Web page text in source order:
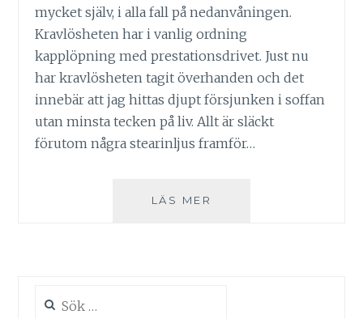
mycket själv, i alla fall på nedanvåningen.
Kravlösheten har i vanlig ordning
kapplöpning med prestationsdrivet. Just nu
har kravlösheten tagit överhanden och det
innebär att jag hittas djupt försjunken i soffan
utan minsta tecken på liv. Allt är släckt
förutom några stearinljus framför…
LÄS MER
efter: